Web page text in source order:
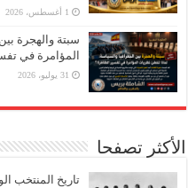
1 أغسطس، 2026
سبتة والهجرة
المؤامرة في
31 يوليو، 2026
الأكثر تصفحا
تاريخ المنتخب